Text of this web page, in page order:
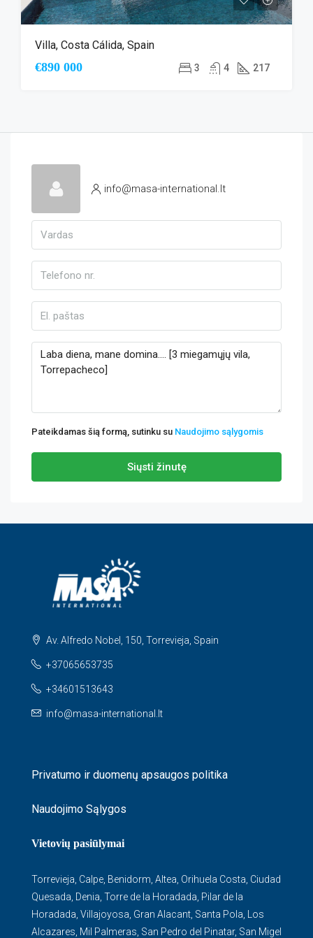
Villa, Costa Cálida, Spain
€890 000 3 4 217
info@masa-international.lt
Pateikdamas šią formą, sutinku su Naudojimo sąlygomis
Siųsti žinutę
Av. Alfredo Nobel, 150, Torrevieja, Spain
+37065653735
+34601513643
info@masa-international.lt
Privatumo ir duomenų apsaugos politika
Naudojimo Sąlygos
Vietovių pasiūlymai
Torrevieja Calpe Benidorm Altea Orihuela Costa Ciudad
Quesada Denia Torre de la Horadada Pilar de la
Horadada Villajoyosa Gran Alacant Santa Pola
Los
Alcazares Mil Palmeras San Pedro del Pinatar, San Migel